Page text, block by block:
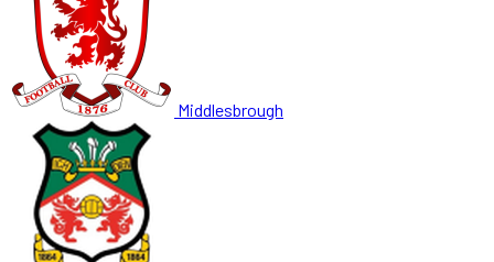
Middlesbrough